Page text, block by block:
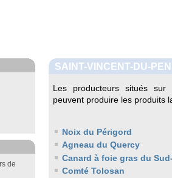
de
SAINT-VINCENT-DU-
Les producteurs situés
peuvent produire les produits
Noix du Périgord
Agneau du Quercy
Canard à foie gras du
Comté Tolosan